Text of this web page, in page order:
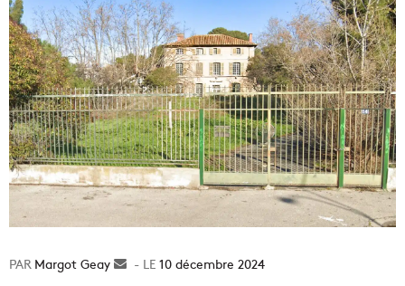
Margot Geay
Envoyer10 décembre 2024